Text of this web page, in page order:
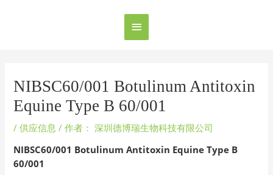
NIBSC60/001 Botulinum Antitoxin
Equine Type B 60/001
/供应信息 / 作者： 深圳德博瑞生物科技有限公司
NIBSC60/001 Botulinum Antitoxin Equine Type B
60/001